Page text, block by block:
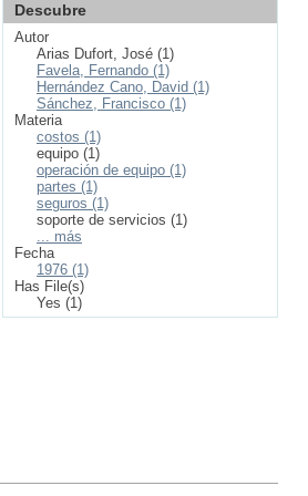
Descubre
Autor
Arias Dufort, José (1)
Favela, Fernando (1)
Hernández Cano, David (1)
Sánchez, Francisco (1)
Materia
costos (1)
equipo (1)
operación de equipo (1)
partes (1)
seguros (1)
soporte de servicios (1)
... más
Fecha
1976 (1)
Has File(s)
Yes (1)